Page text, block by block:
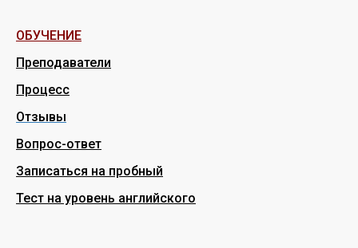
ОБУЧЕНИЕ
Преподаватели
Процесс
Отзывы
Вопрос-ответ
Записаться на пробный
Тест на уровень английского